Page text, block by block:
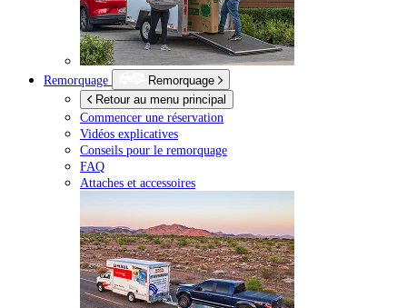
Remorquage
Remorquage
Retour au menu principal
Commencer une réservation
Vidéos explicatives
Conseils pour le remorquage
FAQ
Attaches et accessoires